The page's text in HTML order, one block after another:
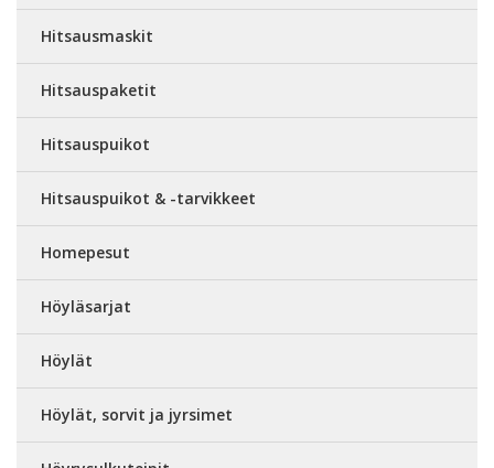
Hitsausmaskit
Hitsauspaketit
Hitsauspuikot
Hitsauspuikot & -tarvikkeet
Homepesut
Höyläsarjat
Höylät
Höylät, sorvit ja jyrsimet